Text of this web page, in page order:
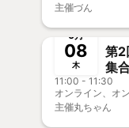
主催づん
終了
6月
08
木
第2
集
11:00 - 11:30
オンライン、オ
主催丸ちゃん
終了